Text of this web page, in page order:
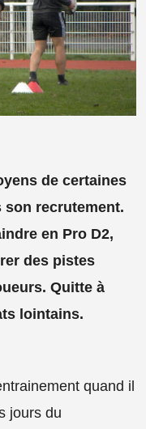
de certaines
son recrutement.
en Pro D2,
des pistes
Quitte à
lointains.
quand il
jours du